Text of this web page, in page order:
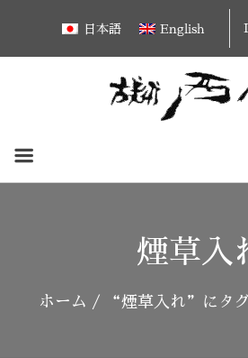
content
日本語 English
煙草入
ホーム / “煙草入れ”にタグ